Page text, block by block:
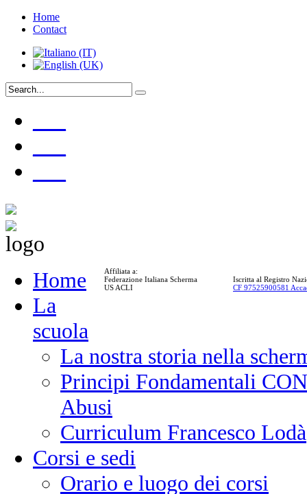
Home
Contact
Affiliata a:
Federazione Italiana Scherma
US ACLI
Iscritta al Registro
CF 97525900581
Home
La
scuola
La nostra storia nella
Principi Fondamentali
Abusi
Curriculum Francesco Lodà
Corsi e sedi
Orario e luogo dei corsi